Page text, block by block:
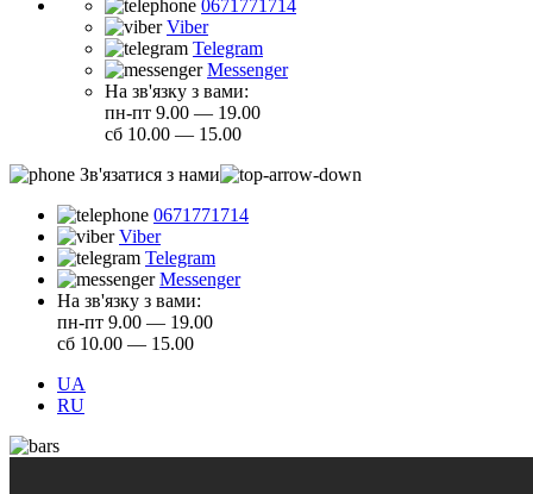
0671771714
Viber
Telegram
Messenger
На зв'язку з вами:
пн-пт 9.00 — 19.00
сб 10.00 — 15.00
Зв'язатися з нами
0671771714
Viber
Telegram
Messenger
На зв'язку з вами:
пн-пт 9.00 — 19.00
сб 10.00 — 15.00
UA
RU